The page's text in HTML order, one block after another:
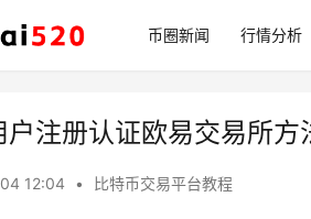
币圈新闻 行情分析
户注册认证欧易交易所方
12:04 • 比特币交易平台教程